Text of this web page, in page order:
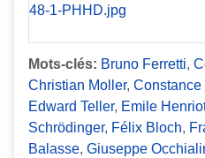
Mots-clés: Bruno Ferretti,
Christian Moller, Constance
Edward Teller, Emile
Schrödinger, Félix Bloch,
Balasse, Giuseppe